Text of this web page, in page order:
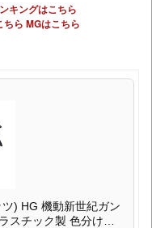
キングはこちら
ちら MGはこちら
) HG 機動新世紀ガン
スチック製 色分け済